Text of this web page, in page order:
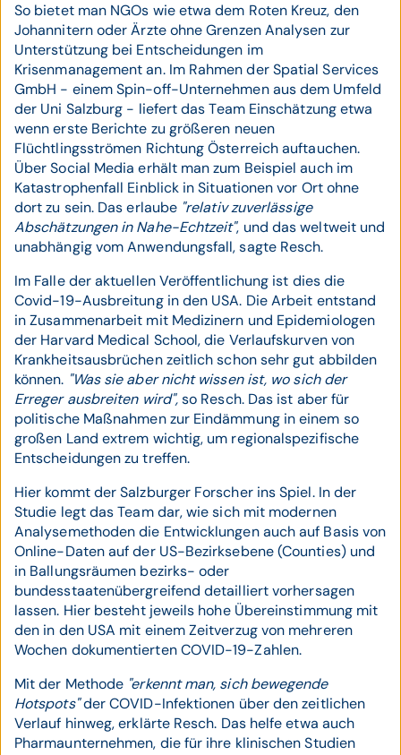
So bietet man NGOs wie etwa dem Roten Kreuz, den
Johannitern oder Ärzte ohne Grenzen Analysen zur
Unterstützung bei Entscheidungen im
Krisenmanagement an. Im Rahmen der Spatial Services
GmbH - einem Spin-off-Unternehmen aus dem Umfeld
der Uni Salzburg - liefert das Team Einschätzung etwa
wenn erste Berichte zu größeren neuen
Flüchtlingsströmen Richtung Österreich auftauchen.
Über Social Media erhält man zum Beispiel auch im
Katastrophenfall Einblick in Situationen vor Ort ohne
dort zu sein. Das erlaube "relativ zuverlässige
Abschätzungen in Nahe-Echtzeit", und das weltweit und
unabhängig vom Anwendungsfall, sagte Resch.
Im Falle der aktuellen Veröffentlichung ist dies die
Covid-19-Ausbreitung in den USA. Die Arbeit entstand
in Zusammenarbeit mit Medizinern und Epidemiologen
der Harvard Medical School, die Verlaufskurven von
Krankheitsausbrüchen zeitlich schon sehr gut abbilden
können. "Was sie aber nicht wissen ist, wo sich der
Erreger ausbreiten wird",so Resch. Das ist aber für
politische Maßnahmen zur Eindämmung in einem so
großen Land extrem wichtig, um regionalspezifische
Entscheidungen zu treffen.
Hier kommt der Salzburger Forscher ins Spiel. In der
Studie legt das Team dar, wie sich mit modernen
Analysemethoden die Entwicklungen auch auf Basis von
Online-Daten auf der US-Bezirksebene (Counties) und
in Ballungsräumen bezirks- oder
bundesstaatenübergreifend detailliert vorhersagen
lassen. Hier besteht jeweils hohe Übereinstimmung mit
den in den USA mit einem Zeitverzug von mehreren
Wochen dokumentierten COVID-19-Zahlen.
Mit der Methode "erkennt man, sich bewegende
Hotspots"der COVID-Infektionen über den zeitlichen
Verlauf hinweg, erklärte Resch. Das helfe etwa auch
Pharmaunternehmen, die für ihre klinischen Studien